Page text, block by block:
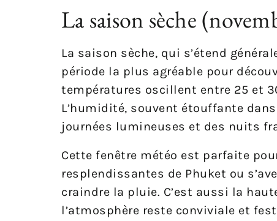
La saison sèche
La saison sèche, qui s’étend
période la plus agréable pour
températures oscillent entre 25 et
L’humidité, souvent étouffante
journées lumineuses et des nuits
Cette fenêtre météo est parfaite
resplendissantes de Phuket ou
craindre la pluie. C’est aussi la
l’atmosphère reste conviviale et